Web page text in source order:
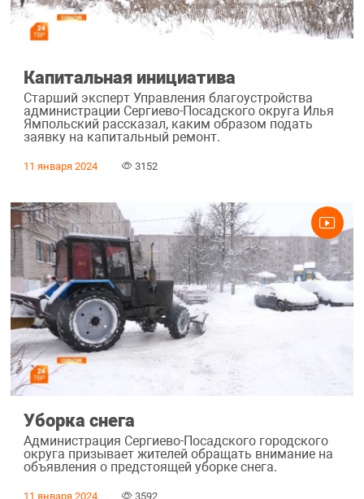
Капитальная инициатива
Старший эксперт Управления благоустройства
администрации Сергиево-Посадского округа Илья
Ямпольский рассказал, каким образом подать
заявку на капитальный ремонт.
11 января 2024 3152
Уборка снега
Администрация Сергиево-Посадского городского
округа призывает жителей обращать внимание на
объявления о предстоящей уборке снега.
11 января 2024 3592